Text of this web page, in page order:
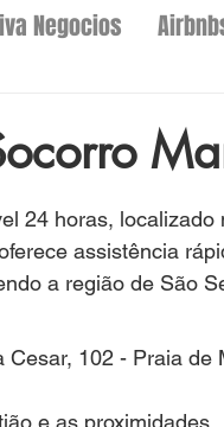
Negocios
24 horas,
assistência
a região de São
Cesar, 102 - Praia de
e as proximidades